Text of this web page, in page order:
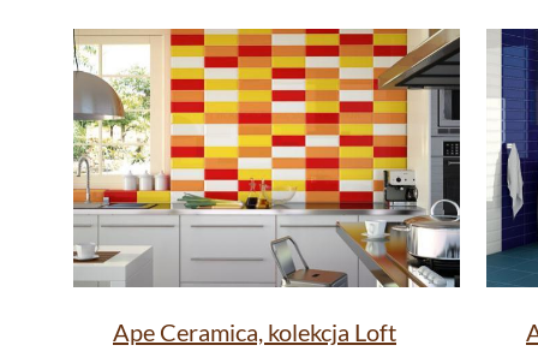
Ape Ceramica, kolekcja Loft